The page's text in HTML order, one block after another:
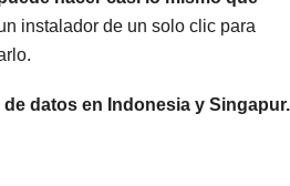
instalador de un solo clic para
datos en Indonesia y Singapur.